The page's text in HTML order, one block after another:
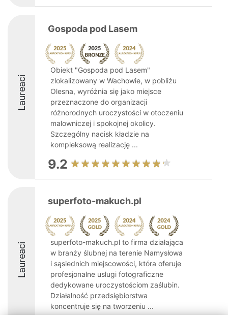
Laureaci
Gospoda pod Lasem
Obiekt "Gospoda pod Lasem"
zlokalizowany w Wachowie, w pobliżu
Olesna, wyróżnia się jako miejsce
przeznaczone do organizacji
różnorodnych uroczystości w otoczeniu
malowniczej i spokojnej okolicy.
Szczególny nacisk kładzie na
kompleksową realizację ...
9.2
Laureaci
superfoto-makuch.pl
superfoto-makuch.pl to firma działająca
w branży ślubnej na terenie Namysłowa
i sąsiednich miejscowości, która oferuje
profesjonalne usługi fotograficzne
dedykowane uroczystościom zaślubin.
Działalność przedsiębiorstwa
koncentruje się na tworzeniu ...